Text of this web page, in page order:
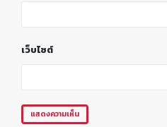
เว็บไซต์